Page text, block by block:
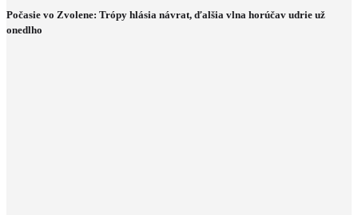
Počasie vo Zvolene: Trópy hlásia návrat, ďalšia vlna horúčav udrie už
onedlho